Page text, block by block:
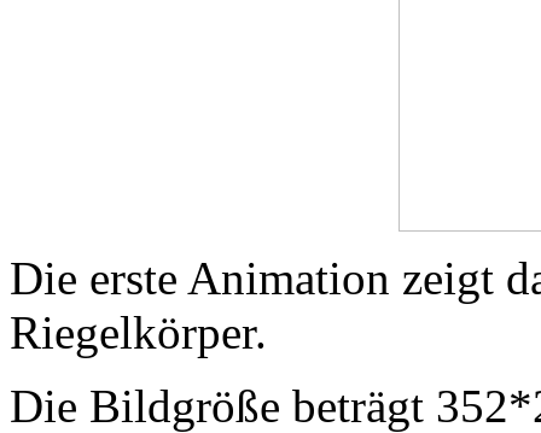
Die erste Animation zeigt
Riegelkörper.
Die Bildgröße beträgt